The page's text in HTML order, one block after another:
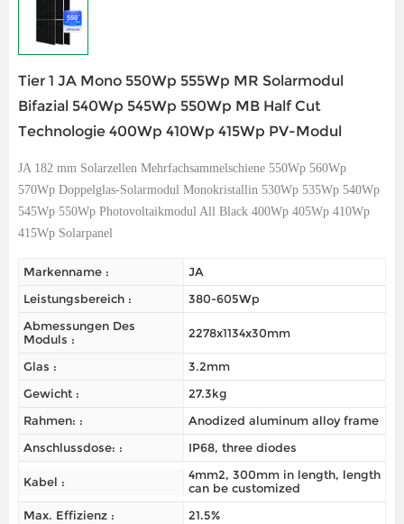
Tier 1 JA Mono 550Wp 555Wp MR Solarmodul
Bifazial 540Wp 545Wp 550Wp MB Half Cut
Technologie 400Wp 410Wp 415Wp PV-Modul
JA 182 mm Solarzellen Mehrfachsammelschiene 550Wp 560Wp
570Wp Doppelglas-Solarmodul Monokristallin 530Wp 535Wp 540Wp
545Wp 550Wp Photovoltaikmodul All Black 400Wp 405Wp 410Wp
415Wp Solarpanel
Markenname :
JA
Leistungsbereich :
380-605Wp
Abmessungen Des
Moduls :
2278x1134x30mm
Glas :
3.2mm
Gewicht :
27.3kg
Rahmen: :
Anodized aluminum alloy frame
Anschlussdose: :
IP68, three diodes
Kabel :
4mm2, 300mm in length, length
can be customized
Max. Effizienz :
21.5%